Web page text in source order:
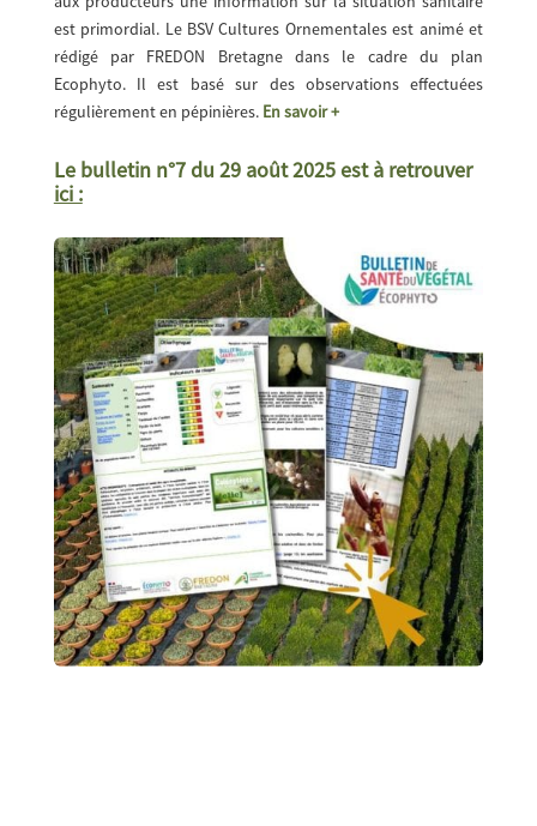
est primordial. Le BSV Cultures Ornementales est animé et
rédigé par FREDON Bretagne dans le cadre du plan
Ecophyto. Il est basé sur des observations effectuées
régulièrement en pépinières. En savoir +
Le bulletin n°7 du 29 août 2025 est à retrouver
ici :